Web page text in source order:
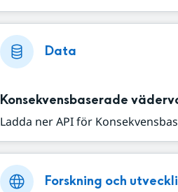
Data
Konsekvensbaserade
Ladda ner API för
Forskning och